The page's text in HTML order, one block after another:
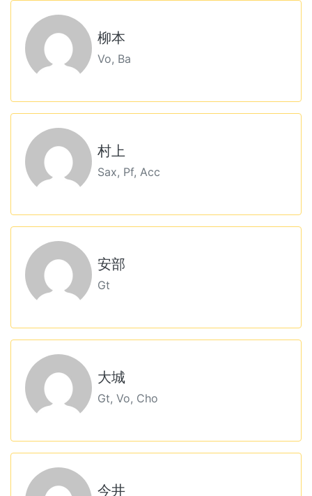
柳本
Vo, Ba
村上
Sax, Pf, Acc
安部
Gt
大城
Gt, Vo, Cho
今井